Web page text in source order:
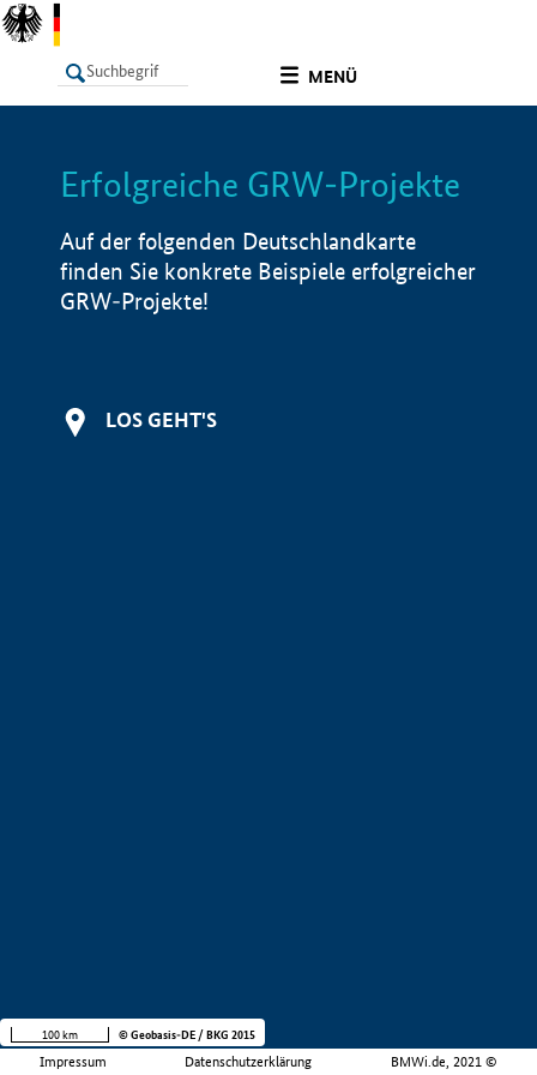
MENÜ
LISTE Info
Erfolgreiche GRW-Projekte
Auf der folgenden Deutschlandkarte
finden Sie konkrete Beispiele erfolgreicher
GRW-Projekte!
LOS GEHT'S
Impressum Datenschutzerklärung BMWi.de, 2021 ©
100 km © Geobasis-DE / BKG 2015